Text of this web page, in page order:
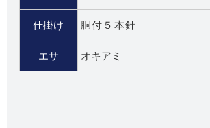
仕掛け 胴付５本針
エサ オキアミ